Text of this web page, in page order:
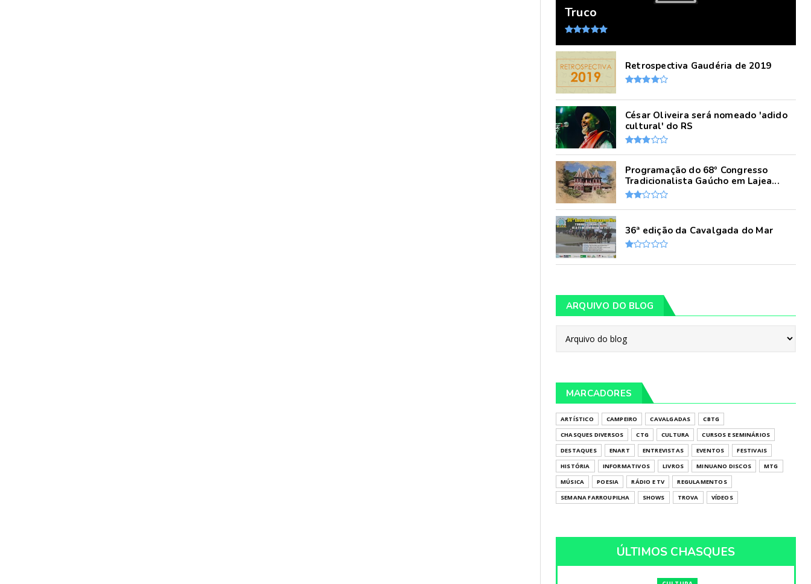
Truco
Retrospectiva Gaudéria de 2019
César Oliveira será nomeado 'adido
cultural' do RS
Programação do 68º Congresso
Tradicionalista Gaúcho em Lajea...
36ª edição da Cavalgada do Mar
ARQUIVO DO BLOG
MARCADORES
ARTÍSTICO CAMPEIRO CAVALGADAS
CBTG
CHASQUES DIVERSOS
CTG CULTURA
CURSOS E SEMINÁRIOS
DESTAQUES
ENART ENTREVISTAS EVENTOS
FESTIVAIS
HISTÓRIA
INFORMATIVOS LIVROS MINUANO DISCOS
MTG
MÚSICA
POESIA RÁDIO E TV
REGULAMENTOS
SEMANA FARROUPILHA
SHOWS TROVA VÍDEOS
ÚLTIMOS CHASQUES